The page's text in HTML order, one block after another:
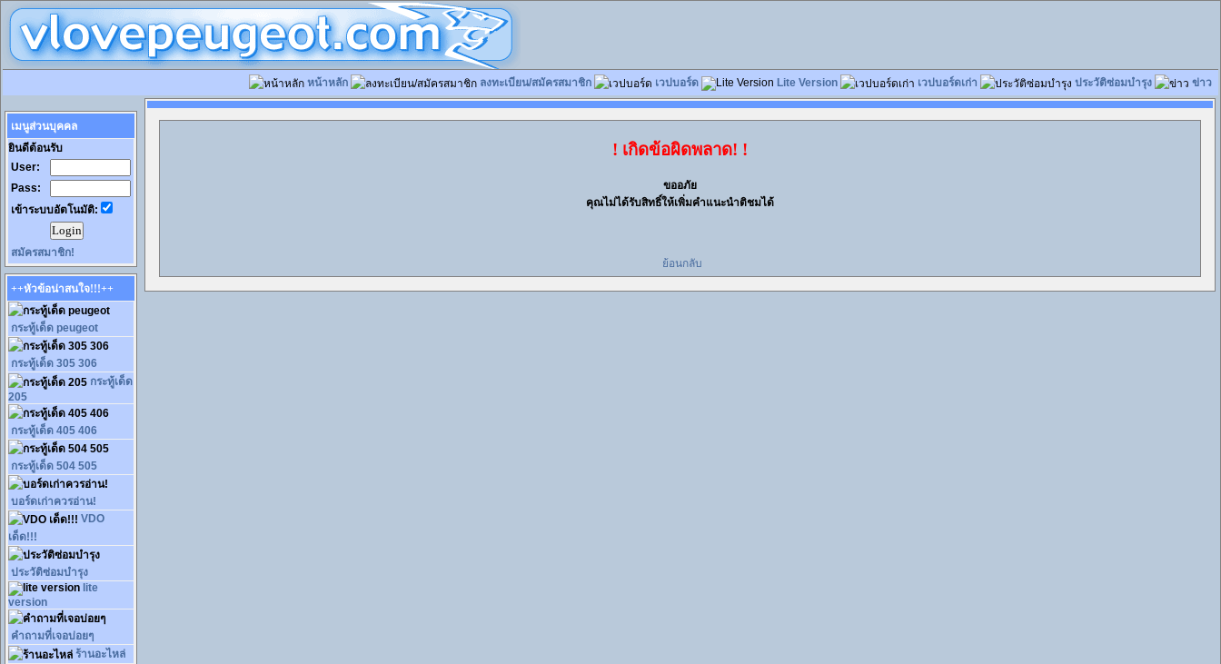
หน้าหลัก ลงทะเบียน/สมัครสมาชิก เวปบอร์ด Lite Version เวปบอร์ดเก่า ประวัติซ่อมบำรุง ข่าว
เมนูส่วนบุคคล
ยินดีต้อนรับ
User:
Pass:
เข้าระบบอัตโนมัติ:
สมัครสมาชิก!
++หัวข้อน่าสนใจ!!!++
กระทู้เด็ด peugeot
กระทู้เด็ด 305 306
กระทู้เด็ด
205
กระทู้เด็ด 405 406
กระทู้เด็ด 504 505
บอร์ดเก่าควรอ่าน!
VDO
เด็ด!!!
ประวัติซ่อมบำรุง
lite
version
คำถามที่เจอบ่อยๆ
ร้านอะไหล่
! เกิดข้อผิดพลาด! !
ขออภัย
คุณไม่ได้รับสิทธิ์ให้เพิ่มคำแนะนำติชมได้
ย้อนกลับ